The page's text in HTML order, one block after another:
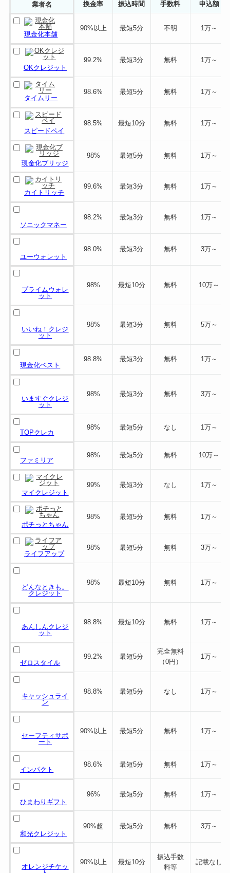
業者名
換金率 振込時間 手数料 申込額
現金化本舗
90%以上 最短5分 不明 1万～
OKクレジット
99.2% 最短3分 無料 1万～
タイムリー
98.6% 最短5分 無料 1万～
スピードペイ
98.5% 最短10分 無料 1万～
現金化ブリッジ
98% 最短5分 無料 1万～
カイトリッチ
99.6% 最短3分 無料 1万～
ソニックマネー
98.2% 最短3分 無料 1万～
ユーウォレット
98.0% 最短3分 無料 3万～
プライムウォレ
ット
98% 最短10分 無料 10万～
いいね！クレジ
ット
98% 最短3分 無料 5万～
現金化ベスト
98.8% 最短3分 無料 1万～
いますぐクレジ
ット
98% 最短3分 無料 3万～
TOPクレカ
98% 最短5分 なし 1万～
ファミリア
98% 最短5分 無料 10万～
マイクレジット
99% 最短3分 なし 1万～
ポチっとちゃん
98% 最短5分 無料 1万～
ライフアップ
98% 最短5分 無料 3万～
どんなときも。
クレジット
98% 最短10分 無料 1万～
あんしんクレジ
ット
98.8% 最短10分 無料 1万～
ゼロスタイル
99.2% 最短5分
完全無料
（0円）
1万～
キャッシュライ
ン
98.8% 最短5分 なし 1万～
セーフティサポ
ート
90%以上 最短5分 無料 1万～
インパクト
98.6% 最短5分 無料 1万～
ひまわりギフト
96% 最短5分 無料 1万～
和光クレジット
90%超 最短5分 無料 3万～
オレンジチケッ
90%以上 最短10分
振込手数
料等
記載なし